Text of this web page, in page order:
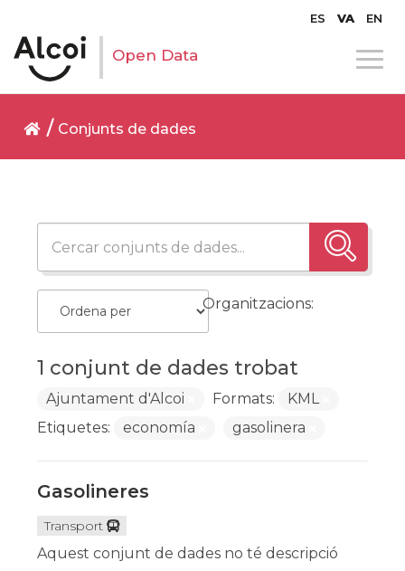
ES VA EN
Open Data
Conjunts de dades
1 conjunt de dades trobat
Organitzacions:
Ajuntament d'Alcoi Formats:
KML
Etiquetes:
economía gasolinera
Gasolineres
Transport
Aquest conjunt de dades no té descripció